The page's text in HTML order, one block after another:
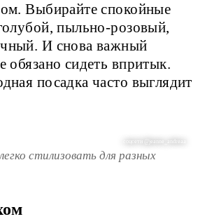
Выбирайте спокойные
пыльно-розовый,
И снова важный
обязано сидеть впритык.
посадка часто выглядит
соцсети @jeanne_andreaa
стилизовать для разных